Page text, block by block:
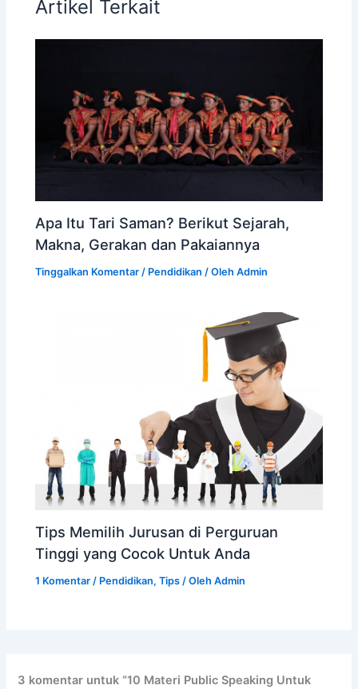
Artikel Terkait
Apa Itu Tari Saman? Berikut Sejarah,
Makna, Gerakan dan Pakaiannya
Tinggalkan Komentar / Pendidikan / OlehAdmin
Tips Memilih Jurusan di Perguruan
Tinggi yang Cocok Untuk Anda
1 Komentar / Pendidikan,Tips / OlehAdmin
3 komentar untuk “10 Materi Public Speaking Untuk